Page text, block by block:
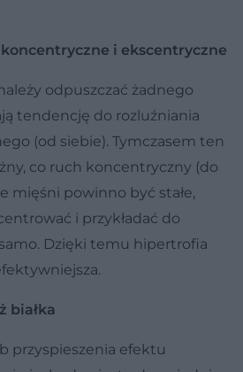
i ekscentryczne
odpuszczać żadnego
tendencję do rozluźniania
(od siebie). Tymczasem ten
co ruch koncentryczny (do
mięśni powinno być stałe,
i przykładać do
Dzięki temu hipertrofia
białka
przyspieszenia efektu